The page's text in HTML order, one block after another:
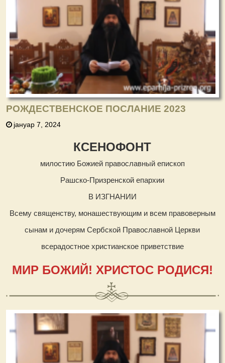
РОЖДЕСТВЕНСКОЕ ПОСЛАНИЕ 2023
јануар 7, 2024
КСЕНОФОНТ
милостию Божией православный епископ
Рашско-Призренской епархии
В ИЗГНАНИИ
Всему священству, монашествующим и всем правоверным
сынам и дочерям Сербской Православной Церкви
всерадостное христианское приветствие
МИР БОЖИЙ! ХРИСТОС РОДИСЯ!